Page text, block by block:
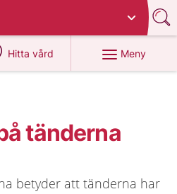
Hitta vård
på 1177.se
Meny
tänderna
betyder att tänderna har